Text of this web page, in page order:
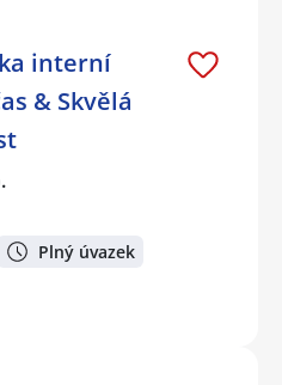
interní
& Skvělá
Plný úvazek